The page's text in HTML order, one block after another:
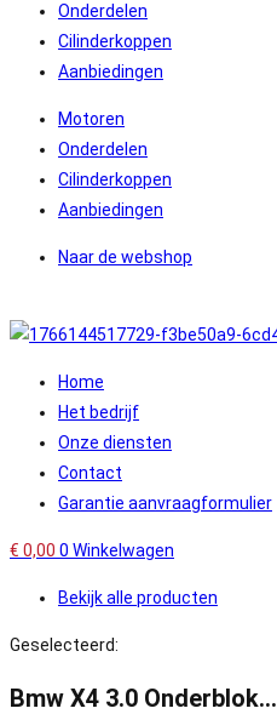
Onderdelen
Cilinderkoppen
Aanbiedingen
Motoren
Onderdelen
Cilinderkoppen
Aanbiedingen
Naar de webshop
Home
Het bedrijf
Onze diensten
Contact
Garantie aanvraagformulier
€ 0,00 0 Winkelwagen
Bekijk alle producten
Geselecteerd:
Bmw X4 3.0 Onderblok…